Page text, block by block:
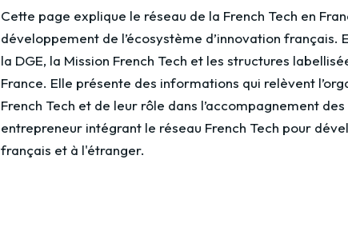
Cette page explique le réseau de la French Tech en
développement de l’écosystème d’innovation
la DGE, la Mission French Tech et les structures
France. Elle présente des informations qui relèvent
French Tech et de leur rôle dans l’accompagnement
entrepreneur intégrant le réseau French Tech pour
français et à l'étranger.